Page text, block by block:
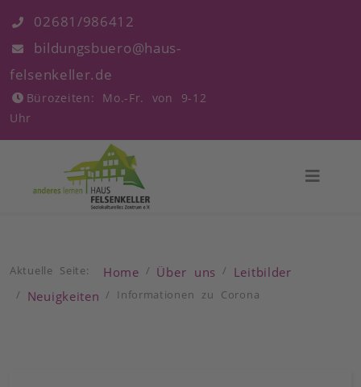
02681/986412
bildungsbuero@haus-
felsenkeller.de
Bürozeiten: Mo.-Fr. von 9-12
Uhr
Aktuelle Seite: Home Über uns
Leitbilder
Neuigkeiten
Informationen zu Corona